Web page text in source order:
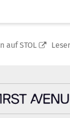
auf STOL